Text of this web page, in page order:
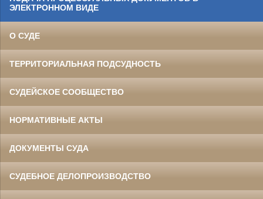
ЭЛЕКТРОННОМ ВИДЕ
О СУДЕ
ТЕРРИТОРИАЛЬНАЯ ПОДСУДНОСТЬ
СУДЕЙСКОЕ СООБЩЕСТВО
НОРМАТИВНЫЕ АКТЫ
ДОКУМЕНТЫ СУДА
СУДЕБНОЕ ДЕЛОПРОИЗВОДСТВО